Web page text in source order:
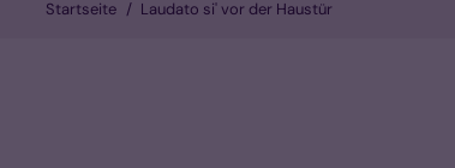
Startseite Laudato si' vor der Haustür